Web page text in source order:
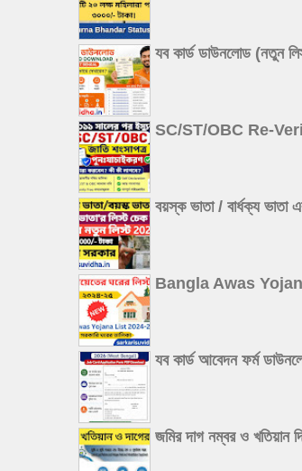
যব কার্ড ডাউনলোড
SC/ST/OBC Re-
বয়স্ক ভাতা / বার্ধক্য
Bangla Awas Yojana
যব কার্ড আবেদন ফর্ম
জমির দাগ নম্বর ও